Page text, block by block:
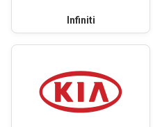
Infiniti